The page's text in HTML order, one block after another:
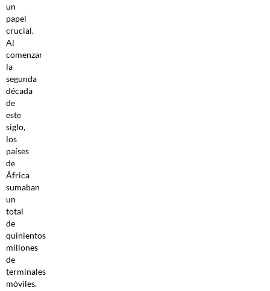
un
papel
crucial.
Al
comenzar
la
segunda
década
de
este
siglo,
los
países
de
África
sumaban
un
total
de
quinientos
millones
de
terminales
móviles.